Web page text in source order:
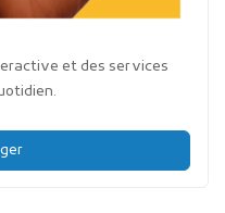
et des services